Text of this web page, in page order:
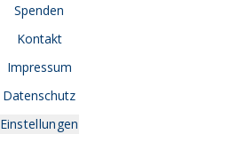
Spenden
Kontakt
Impressum
Datenschutz
Einstellungen